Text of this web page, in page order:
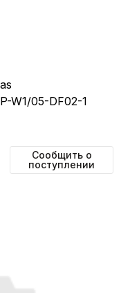
W1/05-DF02-1
Сообщить о
поступлении